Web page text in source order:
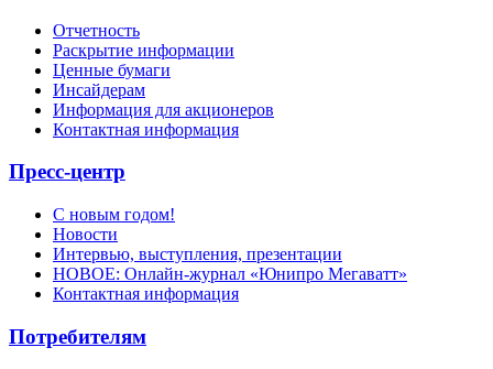
Отчетность
Раскрытие информации
Ценные бумаги
Инсайдерам
Информация для акционеров
Контактная информация
Пресс-центр
С новым годом!
Новости
Интервью, выступления, презентации
НОВОЕ: Онлайн-журнал «Юнипро Мегаватт»
Контактная информация
Потребителям